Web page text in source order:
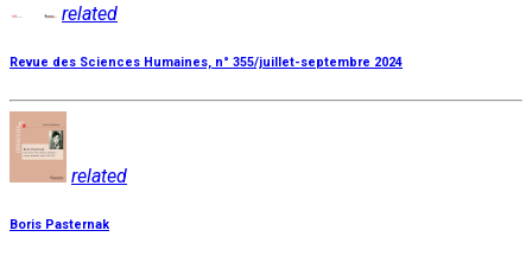
related
Revue des Sciences Humaines, n° 355/juillet-septembre 2024
related
Boris Pasternak